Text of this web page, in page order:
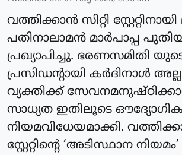
വത്തിക്കാന്‍ സിറ്റി
പതിനാലാമന്‍ മാര്‍പാപ്പ
പ്രഖ്യാപിച്ചു. ഭരണസമിതി
പ്രസിഡന്റായി കര്‍ദിനാള്‍
വ്യക്തിക്ക്
സാധ്യത ഇതിലൂടെ ഔദ്യോഗിക
നിയമവിധേയമാക്കി.
സ്റ്റേറ്റിന്റെ ‘അടിസ്ഥാന നിയമം’